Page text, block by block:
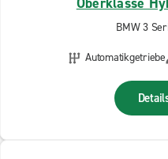
BMW 3
Automatikgetriebe